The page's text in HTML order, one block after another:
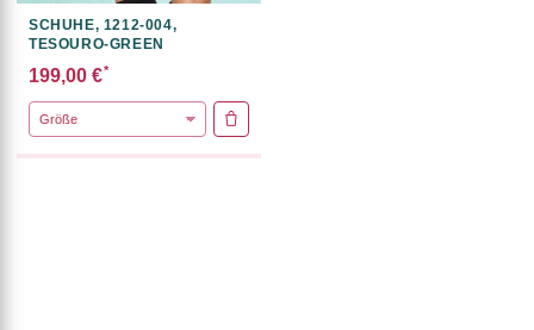
SCHUHE, 1212-004,
TESOURO-GREEN
199,00 €*
IN DEN WARENKORB